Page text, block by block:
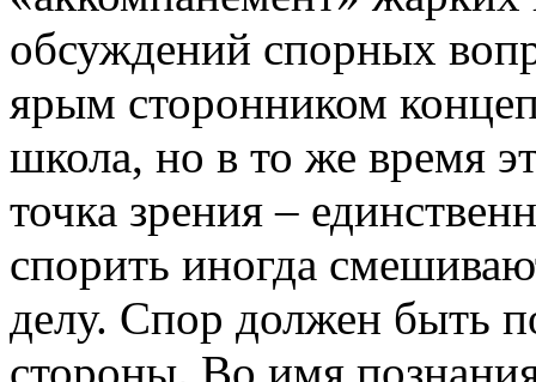
обсуждений спорных
ярым сторонником
школа, но в то же время
точка зрения –
спорить иногда
делу. Спор должен быть
стороны. Во имя